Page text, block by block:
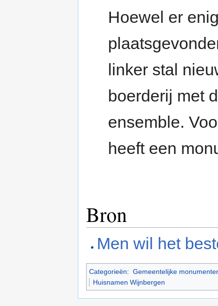
Hoewel er
linker stal
boerderij met
ensemble.
heeft een
Bron
Men wil het
Categorieën: Gemeentelijke
Huisnamen Wijnbergen